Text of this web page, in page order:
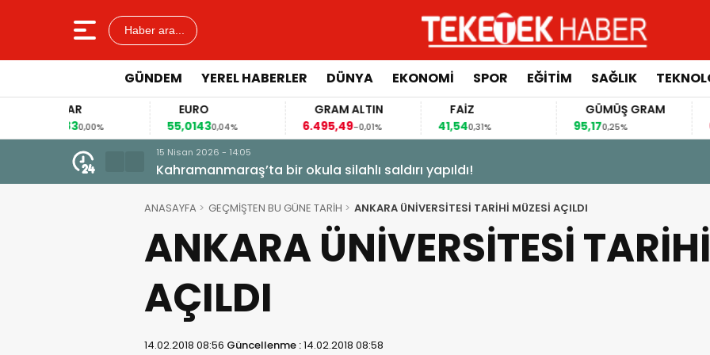
Haber ara...
GÜNDEM YEREL HABERLER DÜNYA EKONOMİ SPOR EĞİTİM SAĞLIK
55,01430,04%
GRAM ALTIN
6.495,49-0,01% 0,31%
GÜMÜŞ GRAM
0,25%
31 Mart 2026 - 08:56
Görgel: “Kütüphaneler Geleceğimizi Şekillendiriyor”
ANASAYFA GEÇMİŞTEN BU GÜNE TARİH ANKARA ÜNİVERSİTESİ TARİHİ MÜZESİ AÇILDI
ANKARA ÜNİVERSİTESİ
AÇILDI
14.02.2018 08:56 Güncellenme :14.02.2018 08:58